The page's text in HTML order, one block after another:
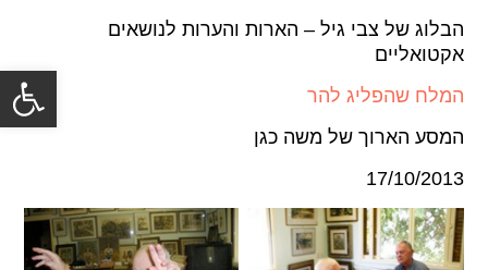
הבלוג של צבי גיל – הארות והערות לנושאים
אקטואליים
המלח שהפליג להר
המסע הארוך של משה כגן
17/10/2013